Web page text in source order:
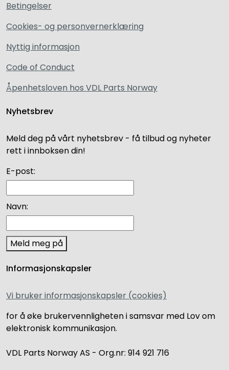
Betingelser
Cookies- og personvernerklæring
Nyttig informasjon
Code of Conduct
Åpenhetsloven hos VDL Parts Norway
Nyhetsbrev
Meld deg på vårt nyhetsbrev - få tilbud og nyheter
rett i innboksen din!
E-post:
Navn:
Meld meg på
Informasjonskapsler
Vi bruker informasjonskapsler (cookies)
for å øke brukervennligheten i samsvar med Lov om
elektronisk kommunikasjon.
VDL Parts Norway AS - Org.nr: 914 921 716